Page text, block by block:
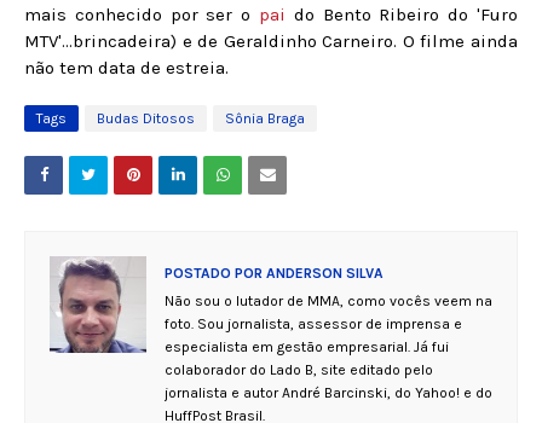
mais conhecido por ser o pai do Bento Ribeiro do 'Furo
MTV'...brincadeira) e de Geraldinho Carneiro. O filme ainda
não tem data de estreia.
Tags Budas Ditosos Sônia Braga
POSTADO POR ANDERSON SILVA
Não sou o lutador de MMA, como vocês veem na
foto. Sou jornalista, assessor de imprensa e
especialista em gestão empresarial. Já fui
colaborador do Lado B, site editado pelo
jornalista e autor André Barcinski, do Yahoo! e do
HuffPost Brasil.